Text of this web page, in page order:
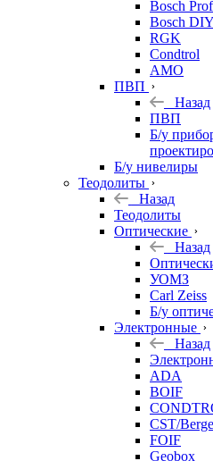
Bosch
Bosch DIY
RGK
Condtrol
AMO
ПВП
Назад
ПВП
Б/у
Б/у нивелиры
Теодолиты
Назад
Теодолиты
Оптические
Назад
УОМЗ
Carl Zeiss
Б/у
Электронные
Назад
ADA
BOIF
CST/
FOIF
Geobox